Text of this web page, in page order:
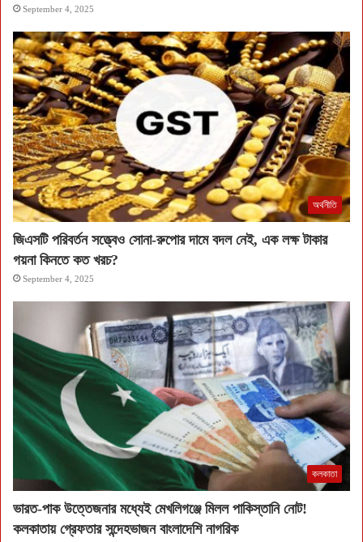
September 4, 2025
অর্থনীতি
জিএসটি পরিবর্তন সত্ত্বেও সোনা-রুপোর দামে বদল নেই, এক লক্ষ টাকার
গয়না কিনতে কত খরচ?
September 4, 2025
কলকাতা
ভারত-পাক উত্তেজনার মধ্যেই মেখলিগঞ্জে মিলল পাকিস্তানি নোট!
কলকাতায় গ্রেফতার সন্দেহভাজন বাংলাদেশি নাগরিক